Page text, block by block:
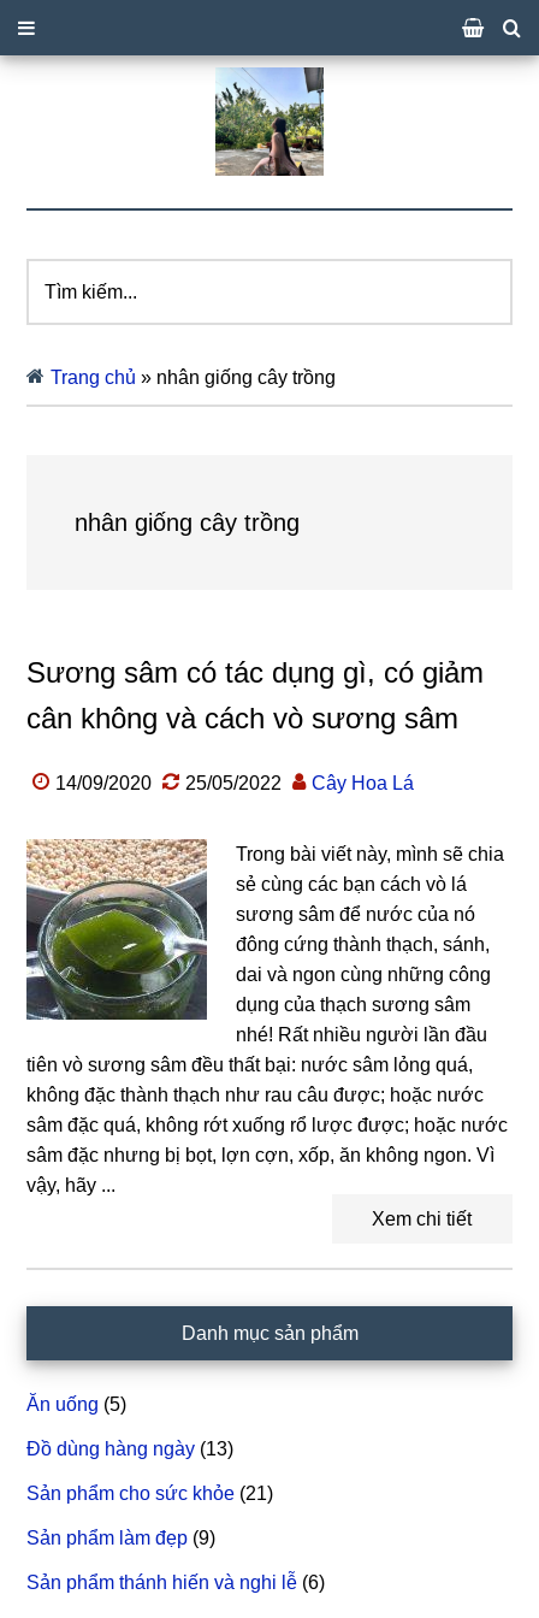
kiếm...
Trang chủ » nhân giống cây trồng
nhân giống cây trồng
Sương sâm có tác dụng gì, có giảm
cân không và cách vò sương sâm
14/09/2020 25/05/2022 Cây Hoa Lá
Trong bài viết này, mình sẽ chia
sẻ cùng các bạn cách vò lá
sương sâm để nước của nó
đông cứng thành thạch, sánh,
dai và ngon cùng những công
dụng của thạch sương sâm
nhé! Rất nhiều người lần đầu
tiên vò sương sâm đều thất bại: nước sâm lỏng quá,
không đặc thành thạch như rau câu được; hoặc nước
sâm đặc quá, không rớt xuống rổ lược được; hoặc nước
sâm đặc nhưng bị bọt, lợn cợn, xốp, ăn không ngon. Vì
vậy, hãy ...
Xem chi tiết
chính
Danh mục sản phẩm
Ăn uống (5)
Đồ dùng hàng ngày (13)
Sản phẩm cho sức khỏe (21)
Sản phẩm làm đẹp (9)
Sản phẩm thánh hiến và nghi lễ (6)